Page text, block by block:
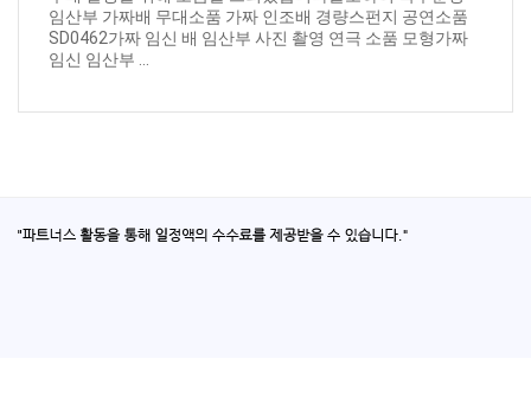
임산부 가짜배 무대소품 가짜 인조배 경량스펀지 공연소품
SD0462가짜 임신 배 임산부 사진 촬영 연극 소품 모형가짜
임신 임산부 ...